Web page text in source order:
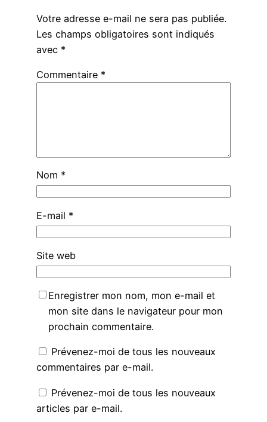
Votre adresse e-mail ne sera pas publiée.
Les champs obligatoires sont indiqués
avec *
Commentaire *
Nom *
E-mail *
Site web
Enregistrer mon nom, mon e-mail et
mon site dans le navigateur pour mon
prochain commentaire.
Prévenez-moi de tous les nouveaux
commentaires par e-mail.
Prévenez-moi de tous les nouveaux
articles par e-mail.